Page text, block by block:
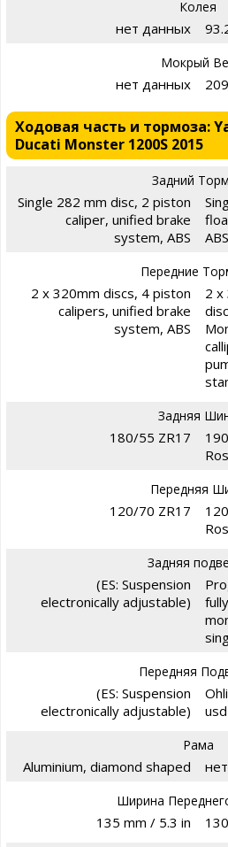
Колея
нет данных
Мокрый
нет данных
Ходовая часть и тормоза:
Ducati Monster 1200S 2015
Задний
Single 282 mm disc, 2 piston
caliper, unified brake
system, ABS
Передние
2 x 320mm discs, 4 piston
calipers, unified brake
system, ABS
2 x
Задняя
180/55 ZR17
Передняя
120/70 ZR17
Задняя
(ES: Suspension
electronically adjustable)
Передняя
(ES: Suspension
electronically adjustable)
Рама
Aluminium, diamond shaped
Ширина
135 mm / 5.3 in